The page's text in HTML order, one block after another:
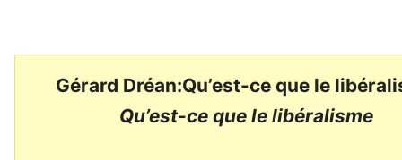
Gérard Dréan:Qu’est-ce que le
Qu’est-ce que le libéralisme